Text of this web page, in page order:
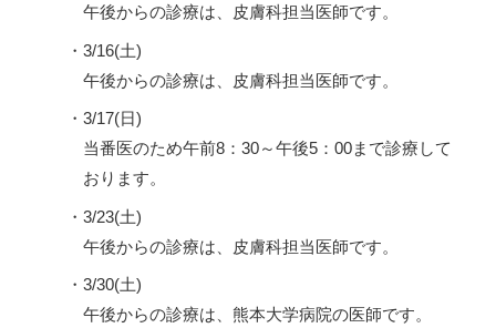
午後からの診療は、皮膚科担当医師です。
・3/16(土)
午後からの診療は、皮膚科担当医師です。
・3/17(日)
当番医のため午前8：30～午後5：00まで診療して
おります。
・3/23(土)
午後からの診療は、皮膚科担当医師です。
・3/30(土)
午後からの診療は、熊本大学病院の医師です。